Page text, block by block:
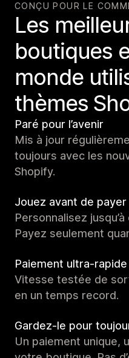
CONÇU POUR LE
Les
boutiques
monde
thèmes
Paré pour l’avenir
Mis à jour
toujours avec les
Shopify.
Jouez avant de payer
Personnalisez
Payez seulement
Paiement ultra-rapide
Vitesse testée de
en un temps record.
Gardez-le pour
Un paiement unique,